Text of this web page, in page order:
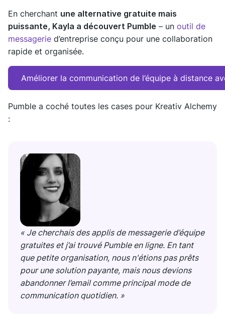
En cherchant une alternative gratuite mais
puissante, Kayla a découvert Pumble – un outil de
messagerie d’entreprise conçu pour une collaboration
rapide et organisée.
Améliorer la communication de l’équipe à distance
Pumble a coché toutes les cases pour Kreativ Alchemy
:
« Je cherchais des applis de messagerie d’équipe
gratuites et j’ai trouvé Pumble en ligne. En tant
que petite organisation, nous n'étions pas prêts
pour une solution payante, mais nous devions
abandonner l’email comme principal mode de
communication quotidien. »